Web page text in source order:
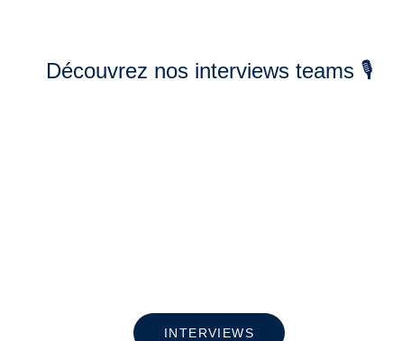
Découvrez nos interviews teams 🎙️
INTERVIEWS